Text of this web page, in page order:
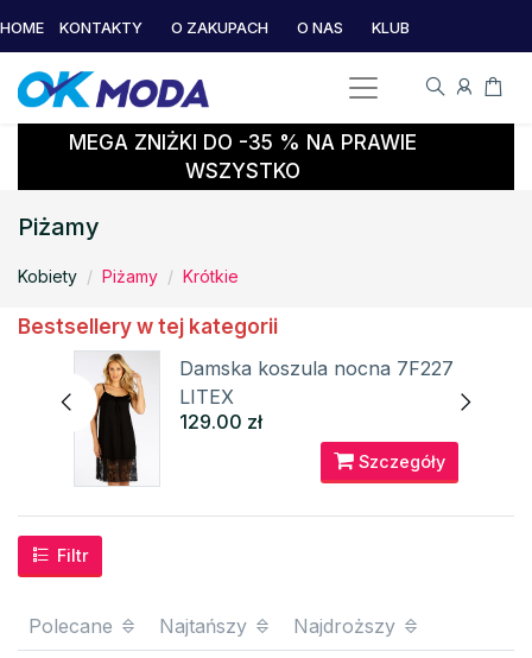
HOME KONTAKTY O ZAKUPACH O NAS KLUB
MEGA ZNIŻKI DO -35 % NA PRAWIE
WSZYSTKO
Piżamy
Kobiety Piżamy Krótkie
Bestsellery w tej kategorii
Damska koszula nocna 7F227
LITEX
129.00 zł
Szczegóły
Filtr
Polecane Najtańszy Najdroższy